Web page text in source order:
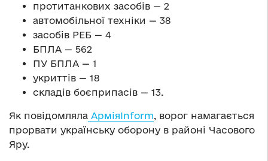
протитанкових засобів — 2
автомобільної техніки — 38
засобів РЕБ — 4
БПЛА — 562
ПУ БПЛА — 1
укриттів — 18
складів боєприпасів — 13.
Як повідомляла АрміяInform, ворог намагається
прорвати українську оборону в районі Часового
Яру.